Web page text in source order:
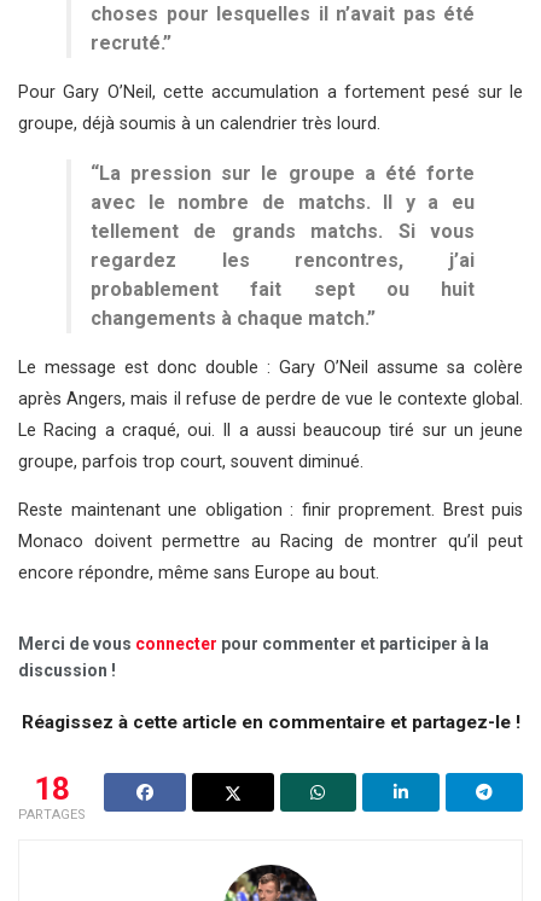
choses pour lesquelles il n’avait pas été
recruté.”
Pour Gary O’Neil, cette accumulation a fortement pesé sur le
groupe, déjà soumis à un calendrier très lourd.
“La pression sur le groupe a été forte
avec le nombre de matchs. Il y a eu
tellement de grands matchs. Si vous
regardez les rencontres, j’ai
probablement fait sept ou huit
changements à chaque match.”
Le message est donc double : Gary O’Neil assume sa colère
après Angers, mais il refuse de perdre de vue le contexte global.
Le Racing a craqué, oui. Il a aussi beaucoup tiré sur un jeune
groupe, parfois trop court, souvent diminué.
Reste maintenant une obligation : finir proprement. Brest puis
Monaco doivent permettre au Racing de montrer qu’il peut
encore répondre, même sans Europe au bout.
Merci de vous connecter pour commenter et participer à la
discussion !
Réagissez à cette article en commentaire et partagez-le !
18
PARTAGES